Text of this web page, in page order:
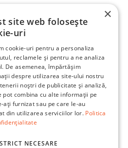
×
site web folosește
uri
cookie-uri pentru a personaliza
reclamele și pentru a ne analiza
De asemenea, împărtășim
despre utilizarea site-ului nostru
noștri de publicitate și analiză,
pot combina cu alte informații pe
ați furnizat sau pe care le-au
din utilizarea serviciilor lor. Politica
STRICT NECESARE